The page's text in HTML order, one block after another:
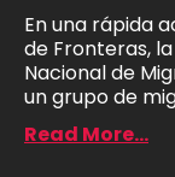
En una rápida
de Fronteras,
Nacional de
un grupo de
Read More...